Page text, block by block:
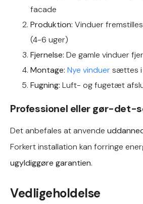
facade
Produktion: Vinduer
(4-6 uger)
Fjernelse: De gamle vinduer
Montage: Nye vinduersættes i
Fugning: Luft- og fugetæt
Professionel eller gør-det-
Det anbefales at anvende
Forkert installation kan forringe
ugyldiggøre garantien.
Vedligeholdelse